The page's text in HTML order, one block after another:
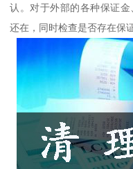
认。对于外部的各种保证
还在，同时检查是否存在保